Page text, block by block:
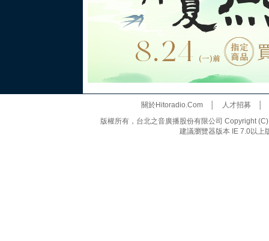
關於Hitoradio.Com│ 人才招募
版權所有，台北之音廣播股份有限公司 Copyright
建議瀏覽器版本 IE 7.0以上